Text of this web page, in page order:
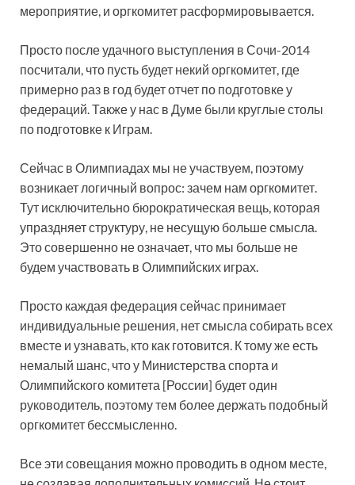
мероприятие, и оргкомитет расформировывается.
Просто после удачного выступления в Сочи-2014
посчитали, что пусть будет некий оргкомитет, где
примерно раз в год будет отчет по подготовке у
федераций. Также у нас в Думе были круглые столы
по подготовке к Играм.
Сейчас в Олимпиадах мы не участвуем, поэтому
возникает логичный вопрос: зачем нам оргкомитет.
Тут исключительно бюрократическая вещь, которая
упраздняет структуру, не несущую больше смысла.
Это совершенно не означает, что мы больше не
будем участвовать в Олимпийских играх.
Просто каждая федерация сейчас принимает
индивидуальные решения, нет смысла собирать всех
вместе и узнавать, кто как готовится. К тому же есть
немалый шанс, что у Министерства спорта и
Олимпийского комитета [России] будет один
руководитель, поэтому тем более держать подобный
оргкомитет бессмысленно.
Все эти совещания можно проводить в одном месте,